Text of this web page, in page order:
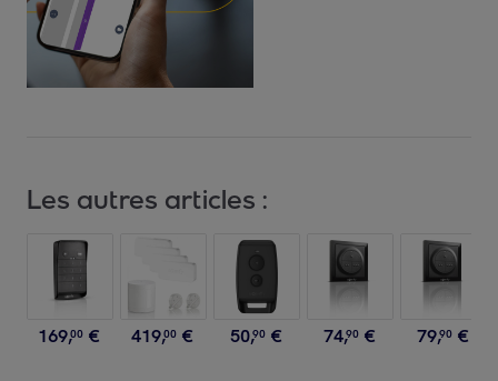
Les autres articles :
169,00 € 419,00 € 50,90 € 74,90 € 79,90 €